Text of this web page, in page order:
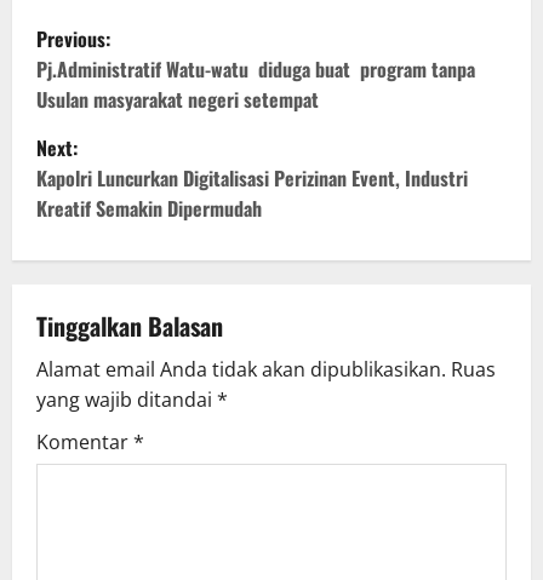
P
o
s
t
n
v
i
g
Previous:
Pj.Administratif Watu-watu diduga buat program tanpa
Usulan masyarakat negeri setempat
Next:
Kapolri Luncurkan Digitalisasi Perizinan Event, Industri
Kreatif Semakin Dipermudah
Tinggalkan Balasan
Alamat email Anda tidak akan dipublikasikan. Ruas
yang wajib ditandai *
Komentar*